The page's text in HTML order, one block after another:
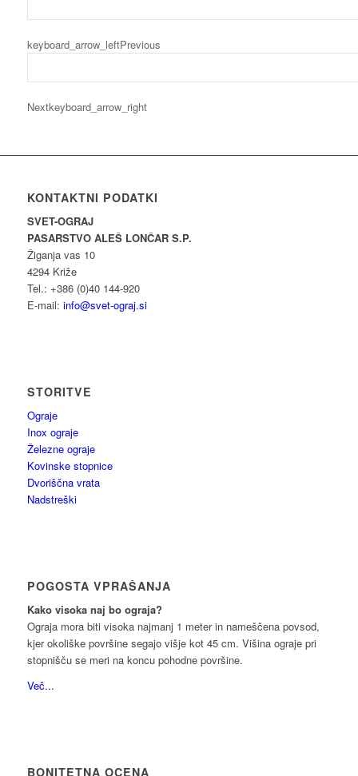
keyboard_arrow_leftPrevious
Nextkeyboard_arrow_right
KONTAKTNI PODATKI
SVET-OGRAJ
PASARSTVO ALEŠ LONČAR S.P.
Žiganja vas 10
4294 Križe
Tel.: +386 (0)40 144-920
E-mail: info@svet-ograj.si
STORITVE
Ograje
Inox ograje
Železne ograje
Kovinske stopnice
Dvoriščna vrata
Nadstreški
POGOSTA VPRAŠANJA
Kako visoka naj bo ograja?
Ograja mora biti visoka najmanj 1 meter in nameščena povsod,
kjer okoliške površine segajo višje kot 45 cm. Višina ograje pri
stopnišču se meri na koncu pohodne površine.
Več...
BONITETNA OCENA